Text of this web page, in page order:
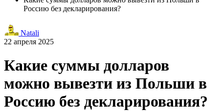
Россию без декларирования?
Natali
22 апреля 2025
Какие суммы долларов
можно вывезти из Польши в
Россию без декларирования?